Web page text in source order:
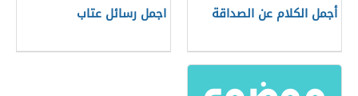
أجمل الكلام عن الصداقة اجمل رسائل عتاب